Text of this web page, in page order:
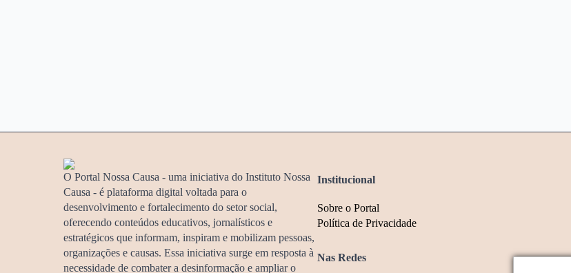
O Portal Nossa Causa - uma iniciativa do Instituto Nossa
Causa - é plataforma digital voltada para o
desenvolvimento e fortalecimento do setor social,
oferecendo conteúdos educativos, jornalísticos e
estratégicos que informam, inspiram e mobilizam pessoas,
organizações e causas. Essa iniciativa surge em resposta à
necessidade de combater a desinformação e ampliar o
Institucional
Sobre o Portal
Política de Privacidade
Nas Redes